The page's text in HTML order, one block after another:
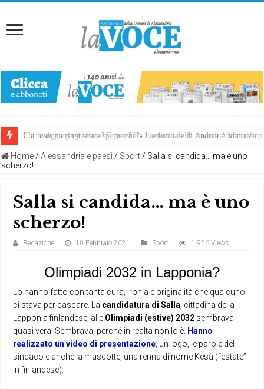
Chi bisogna ringraziare? E perché?- L’editoriale di Andrea Antonuccio
L’arte di piegarsi senza spezzarsi: la memoria della rinascita.
Home / Alessandria e paesi / Sport / Salla si candida… ma è uno
scherzo!
Salla si candida… ma è uno
scherzo!
Redazione 10 Febbraio 2021 Sport 1,926 Views
Olimpiadi 2032 in Lapponia?
Lo hanno fatto con tanta cura, ironia e originalità che qualcuno
ci stava per cascare. La candidatura di Salla , cittadina della
Lapponia finlandese, alle Olimpiadi (estive) 2032 sembrava
quasi vera. Sembrava, perché in realtà non lo è. Hanno
realizzato un video di presentazione , un logo, le parole del
sindaco e anche la mascotte, una renna di nome Kesa (“estate”
in finlandese).